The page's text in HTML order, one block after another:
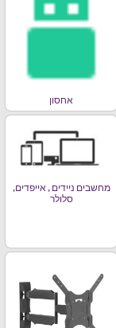
אחסון
מחשבים ניידים , אייפדים,
סלולר